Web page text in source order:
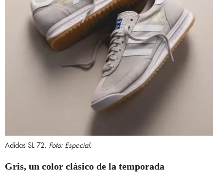
Adidas SL 72. Foto: Especial.
Gris, un color clásico de la temporada